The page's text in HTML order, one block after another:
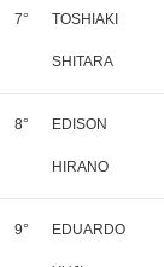
7° TOSHIAKI
SHITARA
8° EDISON
HIRANO
9° EDUARDO